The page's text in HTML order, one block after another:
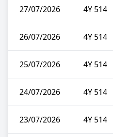
27/07/2026 4Y 514
26/07/2026 4Y 514
25/07/2026 4Y 514
24/07/2026 4Y 514
23/07/2026 4Y 514